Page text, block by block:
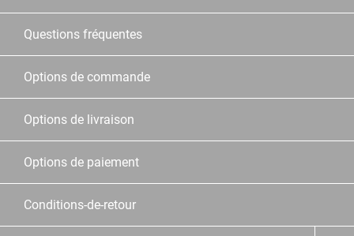
Questions fréquentes
Options de commande
Options de livraison
Options de paiement
Conditions-de-retour